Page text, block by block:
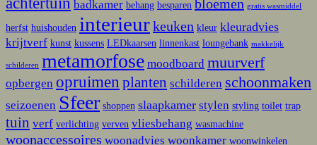
badkamer behang besparen bloemen gratis wasmiddel
herfst huishouden interieurkeuken kleur kleuradvies
krijtverf kunst kussens LEDkaarsen linnenkast loungebank makkelijk
schilderen metamorfose moodboard muurverf
opbergen opruimen planten schilderen schoonmaken
seizoenen Sfeer shoppen slaapkamer stylen styling toilet trap
tuin verf verlichting verven vliesbehang wasmachine
woonaccessoires woonadvies woonkamer woonwinkelen